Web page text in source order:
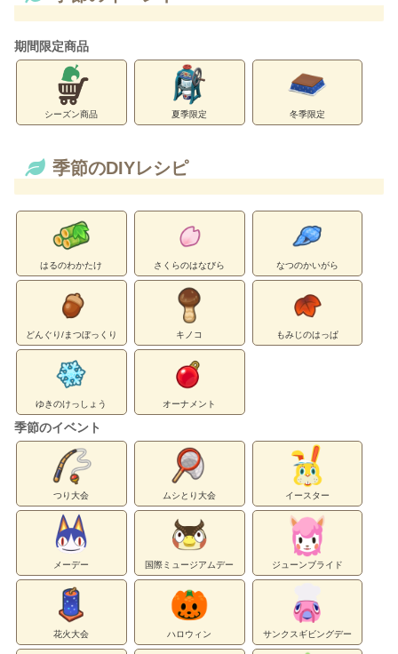
期間限定商品
シーズン商品 夏季限定 冬季限定
季節のDIYレシピ
はるのわかたけ さくらのはなびら なつのかいがら
どんぐり/まつぼっくり キノコ もみじのはっぱ
ゆきのけっしょう オーナメント
季節のイベント
つり大会 ムシとり大会 イースター
メーデー 国際ミュージアムデー ジューンブライド
花火大会 ハロウィン サンクスギビングデー